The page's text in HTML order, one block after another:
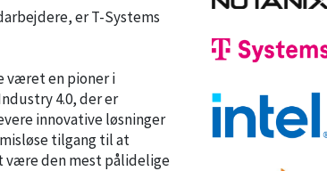
er T-Systems
været en pioner i
4.0, der er
innovative løsninger
tilgang til at
være den mest pålidelige